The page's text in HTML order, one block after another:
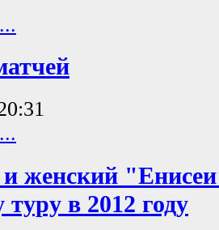
женский
туру в 2012 году